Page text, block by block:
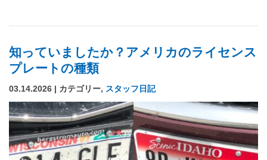
知っていましたか？アメリカのライセンス
プレートの種類
03.14.2026 | カテゴリー, スタッフ日記